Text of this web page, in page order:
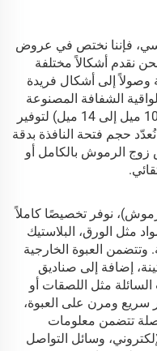
فإننا نختص في عروض
نقدم أشكالاً مختلفة
وصولاً إلى أشكال فريدة
الشفافة المصنوعة
من مادة PVC بسماكات مختلفة (من 10 ميل إلى 14 ميل) لتوفير
حجم فتحة النافذة بدقة
الرموش بالكامل أو
نوفر تخصيصًا كاملاً
مثل الورق، البلاستيك
العبوة الخارجية
إضافة إلى صناديق
السائلة مثل اللصقات أو
سريع ومرن على العبوة،
تتضمن معلومات
وسائل التواصل